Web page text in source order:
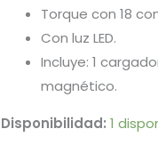
Torque con 18
Con luz LED.
Incluye: 1
magnético.
Disponibilidad: 1